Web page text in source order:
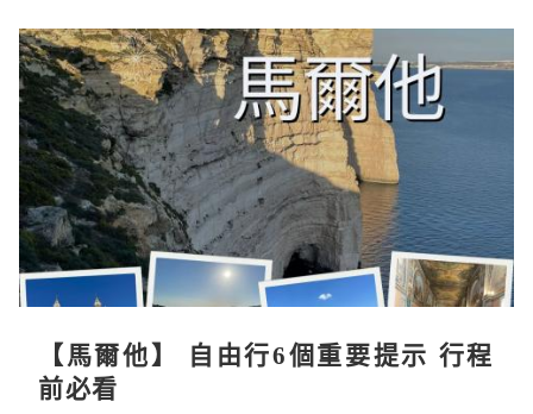
【馬爾他】 自由行6個重要提示 行程
前必看